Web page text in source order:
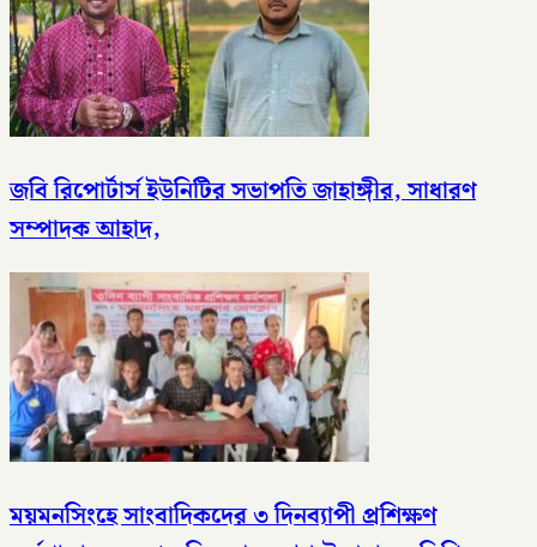
জবি রিপোর্টার্স ইউনিটির সভাপতি জাহাঙ্গীর, সাধারণ
সম্পাদক আহাদ,
ময়মনসিংহে সাংবাদিকদের ৩ দিনব্যাপী প্রশিক্ষণ